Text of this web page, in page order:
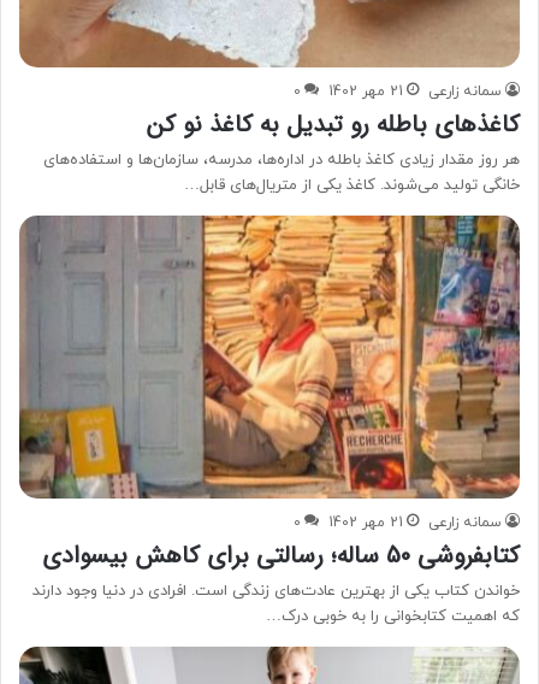
سمانه زارعی 21 مهر 1402 0
کاغذهای باطله رو تبدیل به کاغذ نو کن
هر روز مقدار زیادی کاغذ باطله در اداره‌ها، مدرسه، سازمان‌ها و استفاده‌های
خانگی تولید می‌شوند. کاغذ یکی از متریال‌های قابل…
سمانه زارعی 21 مهر 1402 0
کتابفروشی 50 ساله؛ رسالتی برای کاهش بیسوادی
خواندن کتاب یکی از بهترین عادت‌های زندگی است. افرادی در دنیا وجود دارند
که اهمیت کتابخوانی را به خوبی درک…